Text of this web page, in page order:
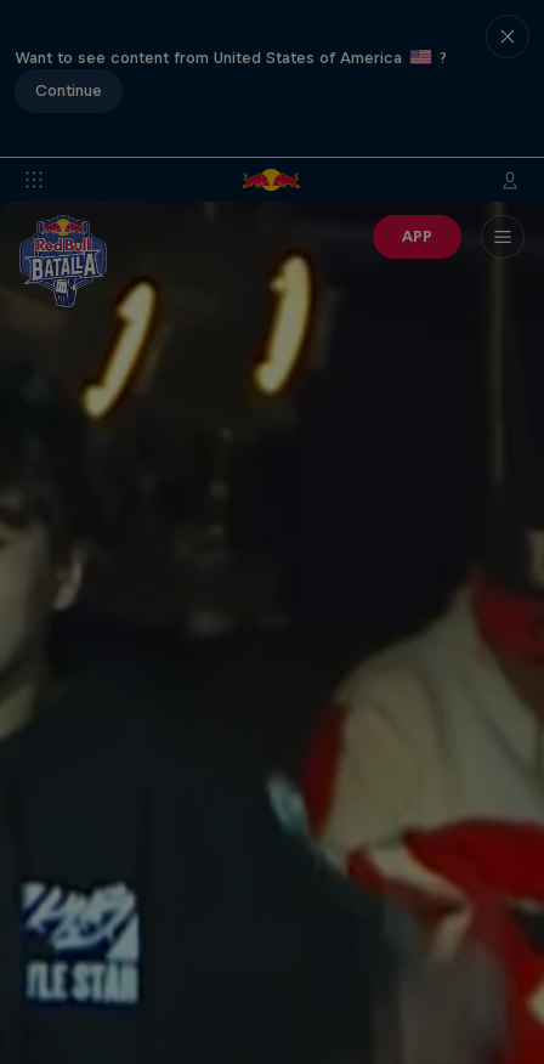
Want to see content from United States of America
?
Continue
APP